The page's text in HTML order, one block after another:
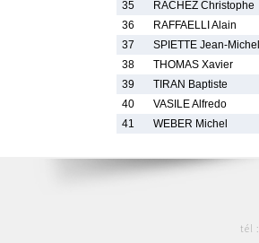
35
RACHEZ Christophe
36
RAFFAELLI Alain
37
SPIETTE Jean-Michel
38
THOMAS Xavier
39
TIRAN Baptiste
40
VASILE Alfredo
41
WEBER Michel
tél :